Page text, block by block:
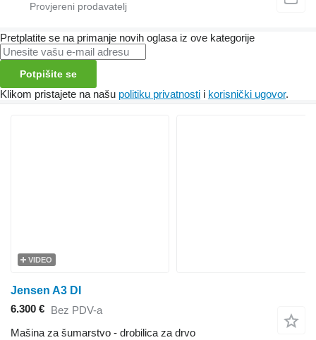
Pretplatite se na primanje novih oglasa iz ove kategorije
Potpišite se
Klikom pristajete na našu politiku privatnosti i korisnički ugovor.
VIDEO
Jensen A3 DI
6.300 € Bez PDV-a
Mašina za šumarstvo - drobilica za drvo